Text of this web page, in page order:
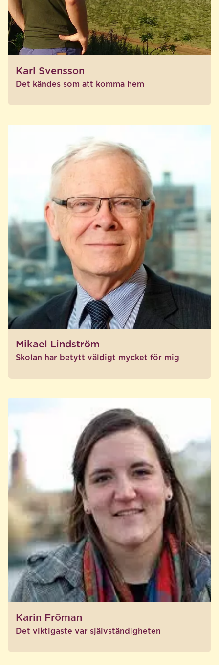
Karl Svensson
Det kändes som att komma hem
Mikael Lindström
Skolan har betytt väldigt mycket för mig
Karin Fröman
Det viktigaste var självständigheten